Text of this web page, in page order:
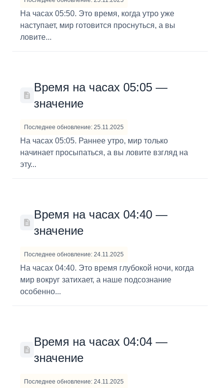
На часах 05:50. Это время, когда утро уже
наступает, мир готовится проснуться, а вы
ловите...
Время на часах 05:05 —
значение
Последнее обновление: 25.11.2025
На часах 05:05. Раннее утро, мир только
начинает просыпаться, а вы ловите взгляд на
эту...
Время на часах 04:40 —
значение
Последнее обновление: 24.11.2025
На часах 04:40. Это время глубокой ночи, когда
мир вокруг затихает, а наше подсознание
особенно...
Время на часах 04:04 —
значение
Последнее обновление: 24.11.2025